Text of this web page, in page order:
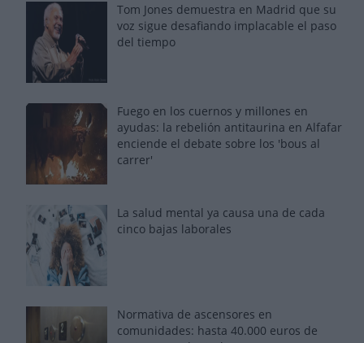
Tom Jones demuestra en Madrid que su
voz sigue desafiando implacable el paso
del tiempo
Fuego en los cuernos y millones en
ayudas: la rebelión antitaurina en Alfafar
enciende el debate sobre los 'bous al
carrer'
La salud mental ya causa una de cada
cinco bajas laborales
Normativa de ascensores en
comunidades: hasta 40.000 euros de